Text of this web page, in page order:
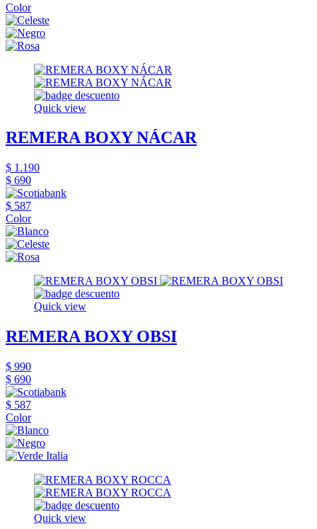
Color
Quick view
REMERA BOXY NÁCAR
$ 1.190
$ 690
$ 587
Color
Quick view
REMERA BOXY OBSI
$ 990
$ 690
$ 587
Color
Quick view